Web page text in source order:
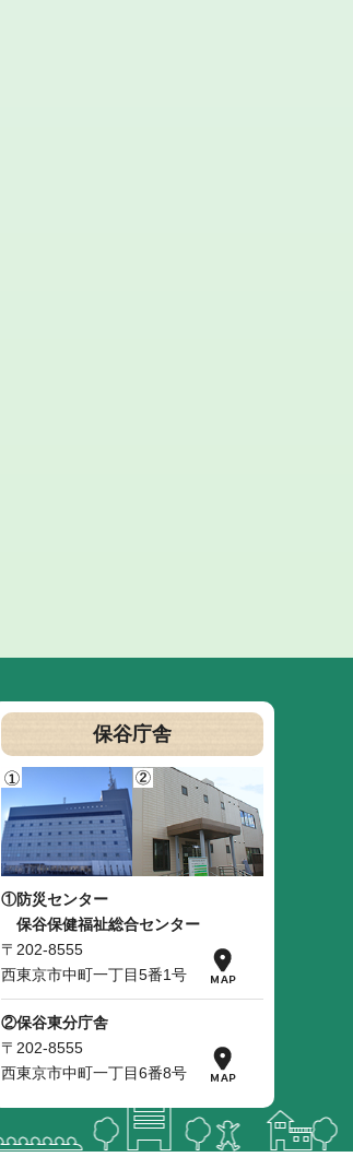
保谷庁舎
①防災センター
保谷保健福祉総合センター
〒202-8555
西東京市中町一丁目5番1号
②保谷東分庁舎
〒202-8555
西東京市中町一丁目6番8号